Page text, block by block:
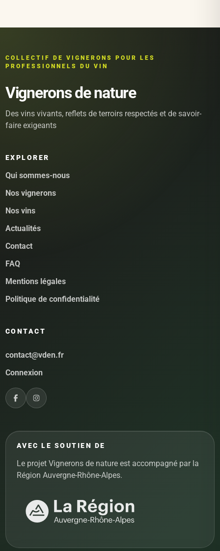
COLLECTIF DE VIGNERONS POUR LES
PROFESSIONNELS DU VIN
Vignerons de nature
Des vins vivants, reflets de terroirs respectés et de savoir-
faire exigeants
EXPLORER
Qui sommes-nous
Nos vignerons
Nos vins
Actualités
Contact
FAQ
Mentions légales
Politique de confidentialité
CONTACT
contact@vden.fr
Connexion
AVEC LE SOUTIEN DE
Le projet Vignerons de nature est accompagné par la
Région Auvergne-Rhône-Alpes.